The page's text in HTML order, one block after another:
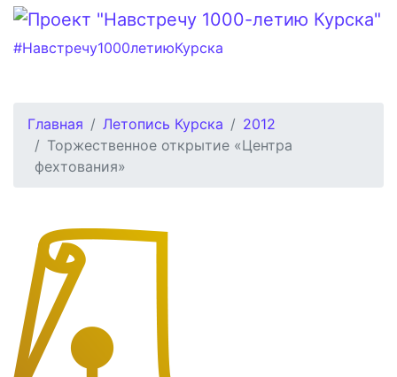
#Навстречу1000летиюКурска
Главная Летопись Курска
2012
Торжественное открытие «Центра
фехтования»